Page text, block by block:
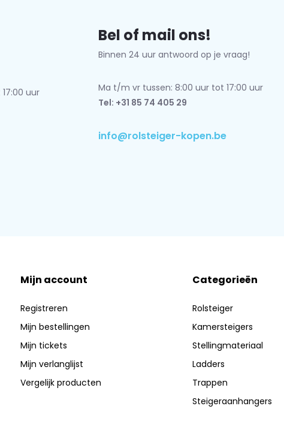
uur
Bel of mail ons!
Binnen 24 uur antwoord op je vraag!
Ma t/m vr tussen: 8:00 uur tot 17:00 uur
Tel: +31 85 74 405 29
info@rolsteiger-kopen.be
Mijn account
Registreren
Mijn bestellingen
Mijn tickets
Mijn verlanglijst
Vergelijk producten
Categorieën
Rolsteiger
Kamersteigers
Stellingmateriaal
Ladders
Trappen
Steigeraanhangers